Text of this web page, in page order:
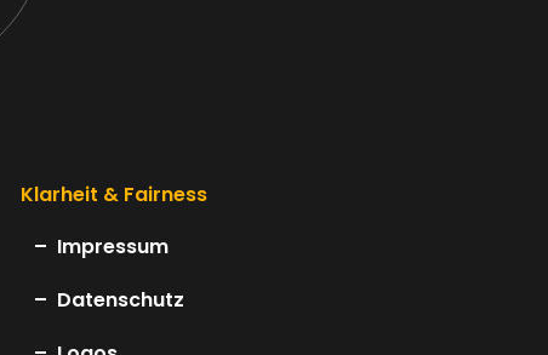
Klarheit & Fairness
Impressum
Datenschutz